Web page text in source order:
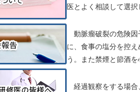
医とよく相談して選択
動脈瘤破裂の危険因
に、食事の塩分を控
う。また禁煙と節酒を
経過観察をする場合